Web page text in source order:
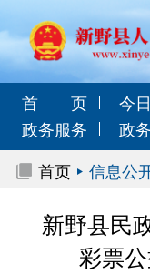
首 页 今
政务服务
政
首页
信息公
新野县民
彩票